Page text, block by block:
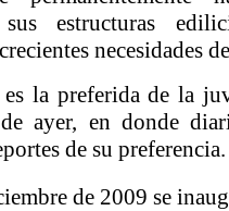
sus estructuras
necesidades
la preferida de la
ayer, en donde
de su preferencia.
de 2009 se